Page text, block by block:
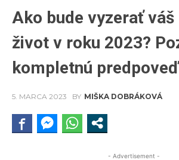
Ako bude vyzerať
život v roku 2023?
kompletnú predpoveď
5. MARCA 2023 BY MIŠKA DOBRÁKOVÁ
- Advertisement -